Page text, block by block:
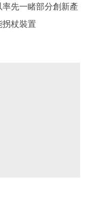
先一睹部分創新產
杖裝置